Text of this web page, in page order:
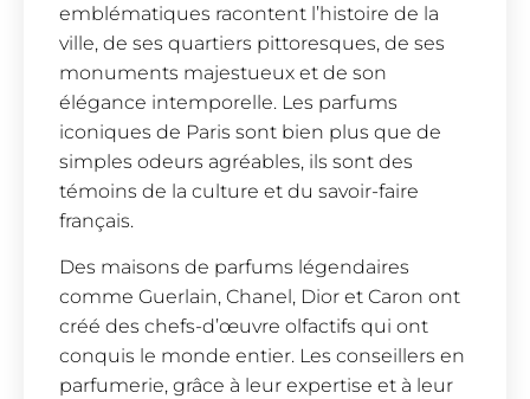
emblématiques racontent l’histoire de la
ville, de ses quartiers pittoresques, de ses
monuments majestueux et de son
élégance intemporelle. Les parfums
iconiques de Paris sont bien plus que de
simples odeurs agréables, ils sont des
témoins de la culture et du savoir-faire
français.
Des maisons de parfums légendaires
comme Guerlain, Chanel, Dior et Caron ont
créé des chefs-d’œuvre olfactifs qui ont
conquis le monde entier. Les conseillers en
parfumerie, grâce à leur expertise et à leur